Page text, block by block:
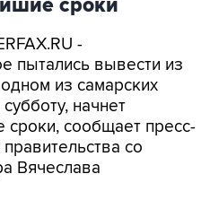
сроки
-
пытались вывести из
из самарских
начнет
сроки, сообщает пресс-
со
Вячеслава